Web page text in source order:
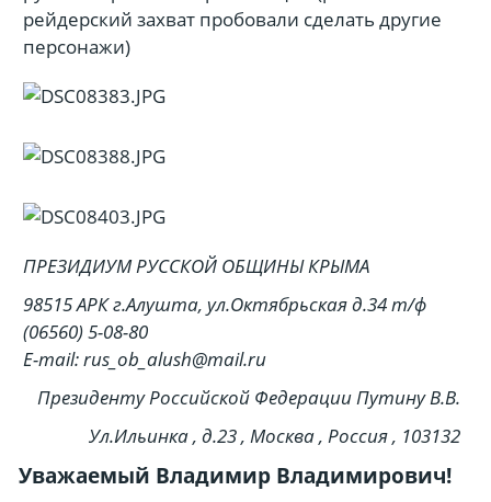
рейдерский захват пробовали сделать другие
персонажи)
ПРЕЗИДИУМ РУССКОЙ ОБЩИНЫ КРЫМА
98515 АРК г.Алушта, ул.Октябрьская д.34 т/ф
(06560) 5-08-80
E-mail: rus_ob_alush@mail.ru
Президенту Российской Федерации Путину В.В.
Ул.Ильинка , д.23 , Москва , Россия , 103132
Уважаемый Владимир Владимирович!